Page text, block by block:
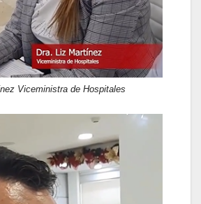
Viceministra de Hospitales